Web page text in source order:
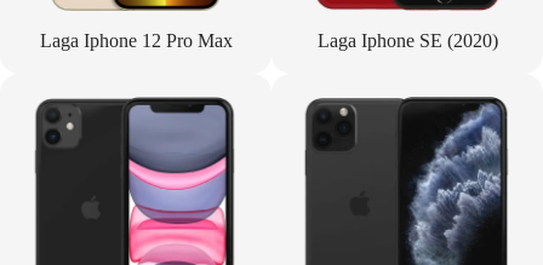
Laga Iphone 12 Pro Max Laga Iphone SE (2020)